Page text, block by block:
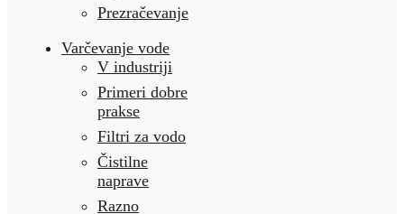
Prezračevanje
Varčevanje vode
V industriji
Primeri dobre
prakse
Filtri za vodo
Čistilne
naprave
Razno